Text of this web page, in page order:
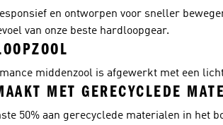
en ontworpen voor sneller
van onze beste hardloopgear.
middenzool is afgewerkt met een
MET GERECYCLEDE
50% aan gerecyclede materialen in het